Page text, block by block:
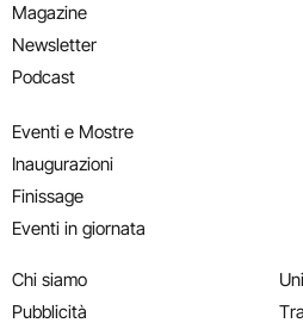
Magazine
Newsletter
Podcast
Eventi e Mostre
Inaugurazioni
Finissage
Eventi in giornata
Chi siamo
Pubblicità